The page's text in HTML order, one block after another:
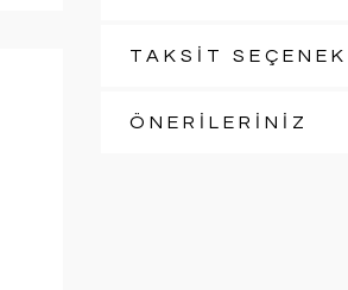
TAKSİT
ÖNERİLERİNİZ